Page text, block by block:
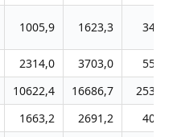
1005,9 1623,3
2314,0 3703,0
10622,4 16686,7
1663,2 2691,2